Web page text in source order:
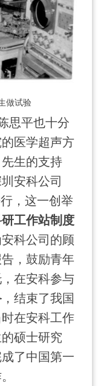
做试验
思平也十分
医学超声方
生的支持
安科公司
，这一创举
工作站制度
科公司的顾
，鼓励青年
在安科参与
，结束了我国
在安科工作
硕士研究
了中国第一